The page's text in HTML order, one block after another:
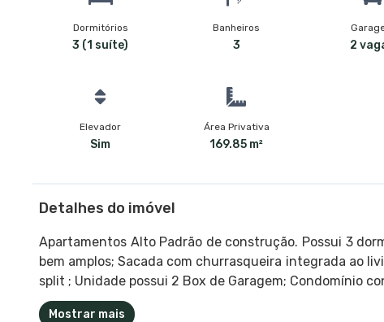
Dormitórios
3 (1 suíte)
Banheiros
3 2
Elevador
Sim
Área Privativa
169.85 m²
Detalhes do imóvel
Apartamentos Alto Padrão de construção. Possui 3
bem amplos; Sacada com churrasqueira integrada ao
split ; Unidade possui 2 Box de Garagem; Condomínio
Mostrar mais